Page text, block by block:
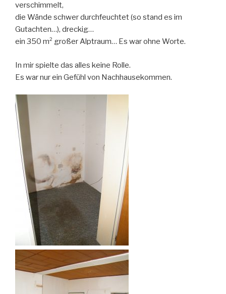
verschimmelt,
die Wände schwer durchfeuchtet (so stand es im
Gutachten…), dreckig…
ein 350 m² großer Alptraum… Es war ohne Worte.
In mir spielte das alles keine Rolle.
Es war nur ein Gefühl von Nachhausekommen.